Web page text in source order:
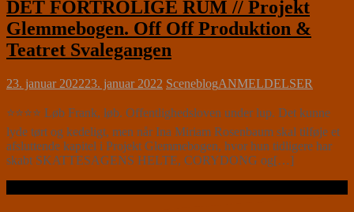
DET FORTROLIGE RUM // Projekt
Glemmebogen. Off Off Produktion &
Teatret Svalegangen
23. januar 202223. januar 2022 SceneblogANMELDELSER
⭐⭐⭐⭐ Løb Frank, løb. Offentlighedsloven under lup. Det kunne
lyde tørt og kedeligt, men når Ina Miriam Rosenbaum skal tilføje et
afsluttende kapitel i Projekt Glemmebogen, hvor hun tidligere har
skabt SKATTESAGENS HELTE, CORYDONG og[…]